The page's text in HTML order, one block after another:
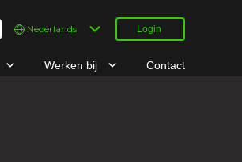
Kies
een
Login
Werken bij Contact